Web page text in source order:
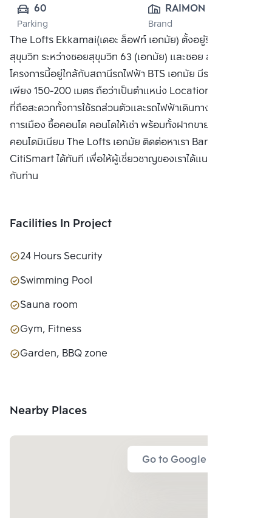
60
Parking
RAIMON LAND
PUBLIC CO.,
LTD.
Brand
The Lofts Ekkamai(เดอะ ล็อฟท์ เอกมัย) ตั้งอยู่ริมถนน
สุขุมวิท ระหว่างซอยสุขุมวิท 63 (เอกมัย) และซอย สุขุมวิท 65
โครงการนี้อยู่ใกล้กับสถานีรถไฟฟ้า BTS เอกมัย มีระยะเดินเท้า
เพียง 150-200 เมตร ถือว่าเป็นตำแหน่ง Location คอนโดเมือง
ที่ถือสะดวกทั้งการใช้รถส่วนตัวและรถไฟฟ้าเดินทางเข้าสู่ใจ
การเมือง ซื้อคอนโด คอนโดให้เช่า พร้อมทั้งฝากขาย
คอนโดมิเนียม The Lofts เอกมัย ติดต่อหาเรา Bangkok
CitiSmart ได้ทันที เพื่อให้ผู้เชี่ยวชาญของเราได้แนะนำคอนโดให้
กับท่าน
Facilities In Project
24 Hours Security
Swimming Pool
Sauna room
Gym, Fitness
Garden, BBQ zone
Nearby Places
Go to Google Map